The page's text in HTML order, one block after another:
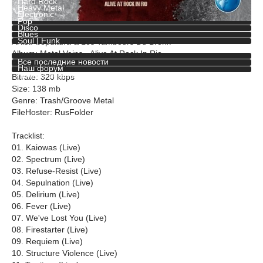
Artist: Sepultura & Les Tambours Du Bronx
Album: Metal Veins - Alive At Rock In Rio
Country: Brasil
Bitrate: 320 kbps
Size: 138 mb
Genre: Trash/Groove Metal
FileHoster: RusFolder
Tracklist:
01. Kaiowas (Live)
02. Spectrum (Live)
03. Refuse-Resist (Live)
04. Sepulnation (Live)
05. Delirium (Live)
06. Fever (Live)
07. We've Lost You (Live)
08. Firestarter (Live)
09. Requiem (Live)
10. Structure Violence (Live)
Heavy Metal
Electronic
Pop
Disco
Blues
Soul | Funk
Jazz
Все последние новости
Наш форум
Полная версия сайта